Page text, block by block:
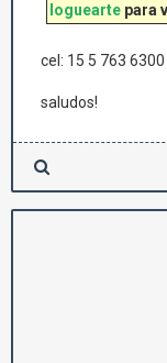
loguearte para
cel: 15 5 763 6300
saludos!